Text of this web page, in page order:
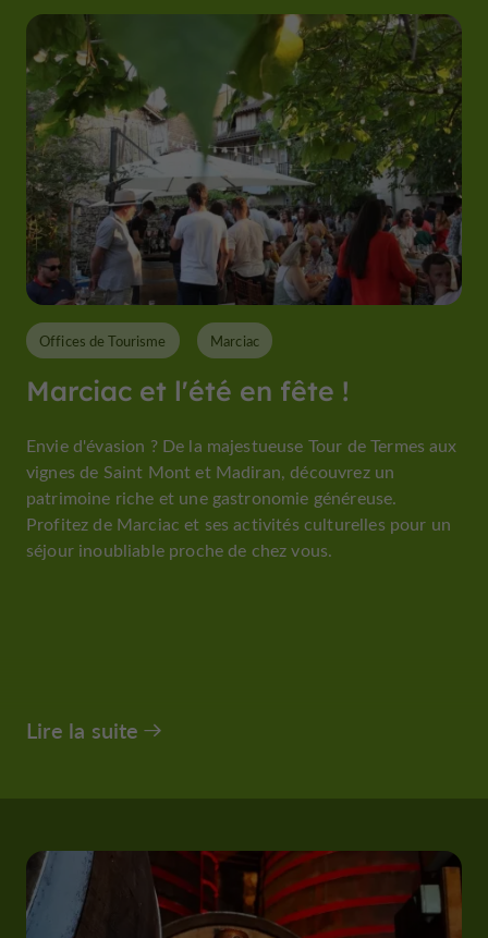
Marciac et l'été en fête !
Offices de Tourisme Marciac
Envie d'évasion ? De la majestueuse Tour de Termes aux
vignes de Saint Mont et Madiran, découvrez un
patrimoine riche et une gastronomie généreuse.
Profitez de Marciac et ses activités culturelles pour un
séjour inoubliable proche de chez vous.
Lire la suite